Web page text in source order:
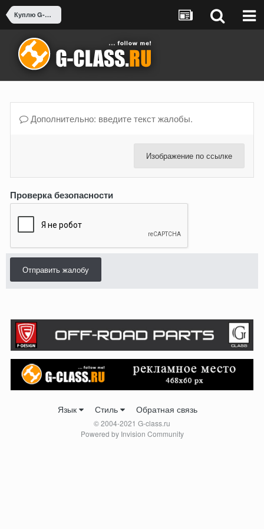
Куплю G-Class или что-нибудь для G-class
Дополнительно: введите текст жалобы.
Изображение по ссылке
Проверка безопасности
Отправить жалобу
Язык Стиль Обратная связь
© 2004-2021 G-class.ru
Powered by Invision Community